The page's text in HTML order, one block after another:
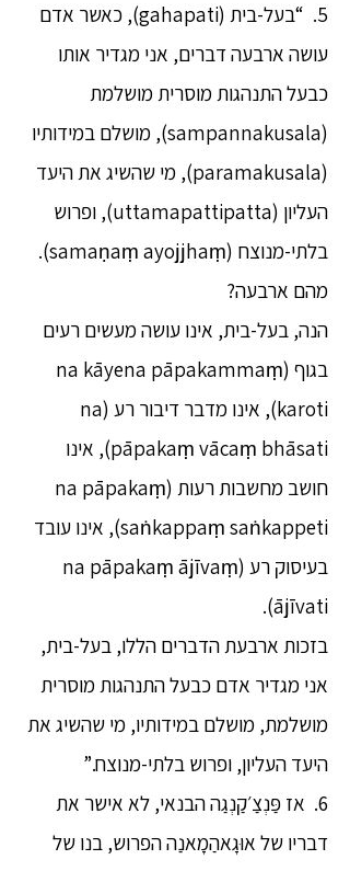
5. “בעל-בית (gahapati), כאשר אדם
עושה ארבעה דברים, אני מגדיר אותו
כבעל התנהגות מוסרית מושלמת
(sampannakusala), מושלם במידותיו
(paramakusala), מי שהשיג את היעד
העליון (uttamapattipatta), ופרוש
בלתי-מנוצח (samaṇaṃ ayojjhaṃ).
מהם ארבעה?
הנה, בעל-בית, אינו עושה מעשים רעים
בגוף (na kāyena pāpakammaṃ
karoti), אינו מדבר דיבור רע (na
pāpakaṃ vācaṃ bhāsati), אינו
חושב מחשבות רעות (na pāpakaṃ
saṅkappaṃ saṅkappeti), אינו עובד
בעיסוק רע (na pāpakaṃ ājīvaṃ
ājīvati).
בזכות ארבעת הדברים הללו, בעל-בית,
אני מגדיר אדם כבעל התנהגות מוסרית
מושלמת, מושלם במידותיו, מי שהשיג את
היעד העליון, ופרוש בלתי-מנוצח.”
6. אז פַּנְצַ׳קַנְגַה הבנאי, לא אישר את
דבריו של אוּגָאהַמָאנַה הפרוש, בנו של